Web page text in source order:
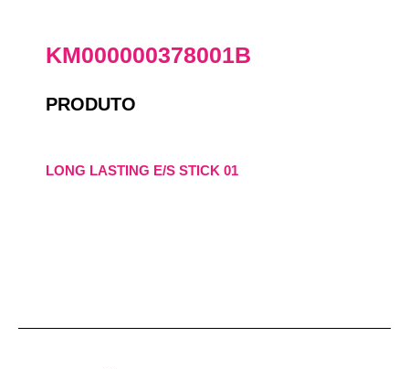
KM000000378001B
PRODUTO
LONG LASTING E/S STICK 01